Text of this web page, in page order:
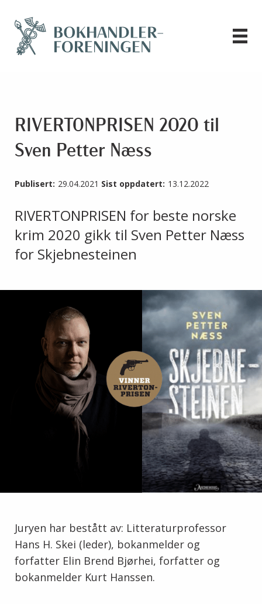
RIVERTONPRISEN 2020 til
Sven Petter Næss
Publisert: 29.04.2021 Sist oppdatert: 13.12.2022
RIVERTONPRISEN for beste norske
krim 2020 gikk til Sven Petter Næss
for Skjebnesteinen
Juryen har bestått av: Litteraturprofessor
Hans H. Skei (leder), bokanmelder og
forfatter Elin Brend Bjørhei, forfatter og
bokanmelder Kurt Hanssen.